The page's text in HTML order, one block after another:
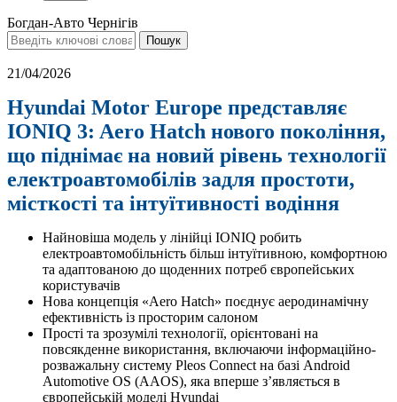
Богдан-Авто Чернігів
21/04/2026
Hyundai Motor Europe представляє
IONIQ 3: Aero Hatch нового покоління,
що піднімає на новий рівень технології
електроавтомобілів задля простоти,
місткості та інтуїтивності водіння
Найновіша модель у лінійці IONIQ робить
електроавтомобільність більш інтуїтивною, комфортною
та адаптованою до щоденних потреб європейських
користувачів
Нова концепція «Aero Hatch» поєднує аеродинамічну
ефективність із просторим салоном
Прості та зрозумілі технології, орієнтовані на
повсякденне використання, включаючи інформаційно-
розважальну систему Pleos Connect на базі Android
Automotive OS (AAOS), яка вперше з’являється в
європейській моделі Hyundai